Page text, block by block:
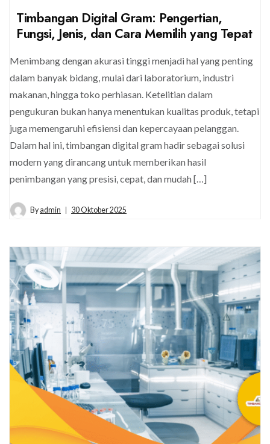
Timbangan Digital Gram: Pengertian,
Fungsi, Jenis, dan Cara Memilih yang Tepat
Menimbang dengan akurasi tinggi menjadi hal yang penting
dalam banyak bidang, mulai dari laboratorium, industri
makanan, hingga toko perhiasan. Ketelitian dalam
pengukuran bukan hanya menentukan kualitas produk, tetapi
juga memengaruhi efisiensi dan kepercayaan pelanggan.
Dalam hal ini, timbangan digital gram hadir sebagai solusi
modern yang dirancang untuk memberikan hasil
penimbangan yang presisi, cepat, dan mudah […]
By admin 30 Oktober 2025